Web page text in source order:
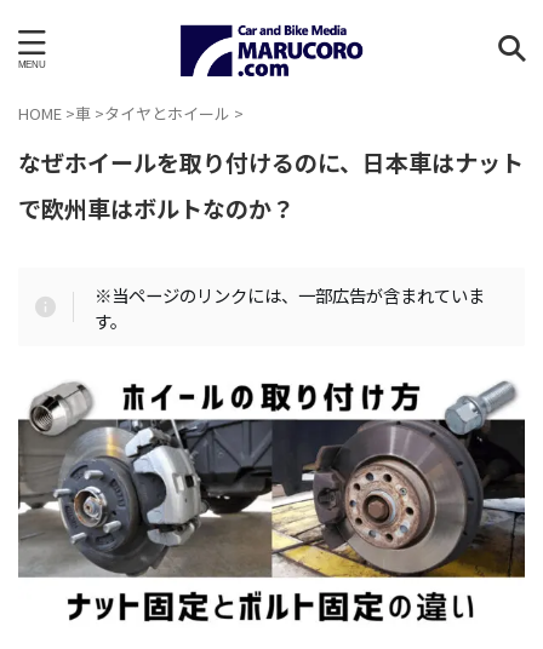
HOME >車 >タイヤとホイール >
なぜホイールを取り付けるのに、日本車はナット
で欧州車はボルトなのか？
※当ページのリンクには、一部広告が含まれていま
す。